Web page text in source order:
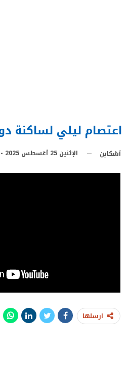
اعتصام ليلي لساكنة
آشكاين الإثنين 25 أغسطس 2025 - 12:45
ارسلها